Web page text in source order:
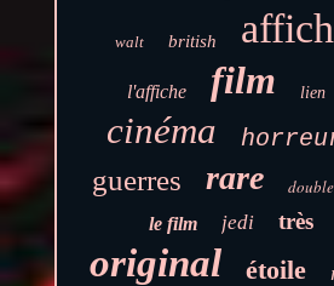
walt british
l'affiche film lien
cinéma
guerres rare double
le film jedi très
original étoile